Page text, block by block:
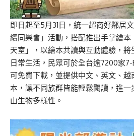
即日起至5月31日，統一超商好鄰居
續同樂會」活動，搭配推出手掌繪
天室」，以繪本共讀與互動體驗，將
日常生活，民眾可於全台逾7200家7-
可免費下載，並提供中文、英文、
本，讓不同族群皆能輕鬆閱讀，進
山生物多樣性。